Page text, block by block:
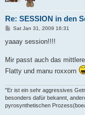
Re: SESSION in den
P
s
Sat Jan 31, 2009 16:31
yaaay session!!!!
Mir passt auch das
Flatty und manu roxxorn
"Er ist ein sehr aggressives
besonders dafür bekannt,
pyrosynthetischen